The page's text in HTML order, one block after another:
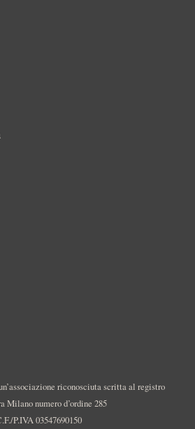
riconosciuta scritta al registro
Milano numero d’ordine 285
P.IVA 03547690150